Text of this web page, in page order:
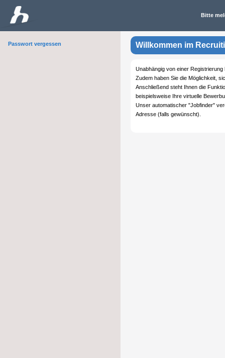
Bitte
Passwort vergessen Willkommen im
Unabhängig von einer
Zudem haben Sie die Möglichkeit,
Anschließend steht Ihnen die
beispielsweise Ihre virtuelle
Unser automatischer "Jobfinder"
Adresse (falls gewünscht).